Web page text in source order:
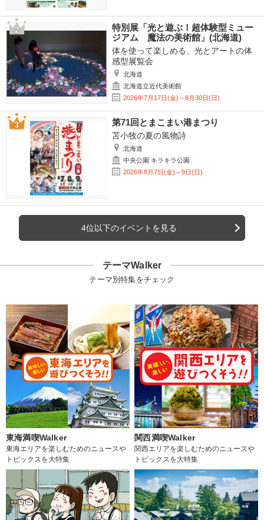
特別展「光と遊ぶ！超体験型ミュー
ジアム 魔法の美術館」(北海道)
体を使って楽しめる、光とアートの体
感型展覧会
北海道
北海道立近代美術館
2026年7月17日(金)～8月30日(日)
第71回とまこまい港まつり
苫小牧の夏の風物詩
北海道
中央公園 キラキラ公園
2026年8月7日(金)～9日(日)
4位以下のイベントを見る
テーマWalker
テーマ別特集をチェック
東海満喫Walker
東海エリアを楽しむためのニュースや
トピックスを大特集
関西満喫Walker
関西エリアを楽しむためのニュースや
トピックスを大特集